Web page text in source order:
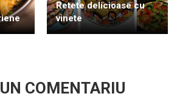
Retete delicioase cu
vinete
COMENTARIU